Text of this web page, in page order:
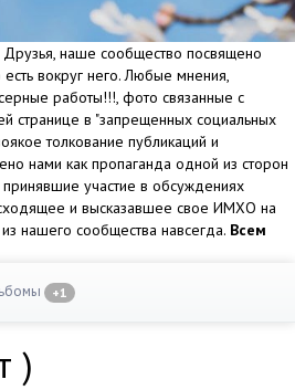
Друзья, наше сообщество посвящено
вокруг него. Любые мнения,
работы!!!, фото связанные с
странице в "запрещенных социальных
толкование публикаций и
нами как пропаганда одной из сторон
принявшие участие в обсуждениях
и высказавшее свое ИМХО на
нашего сообщества навсегда. Всем
+1
)